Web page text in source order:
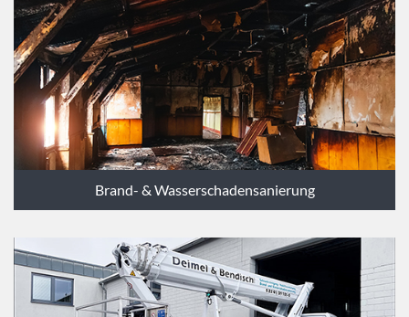
Brand- & Wasserschadensanierung